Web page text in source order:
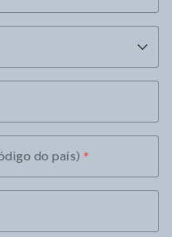
do país) *